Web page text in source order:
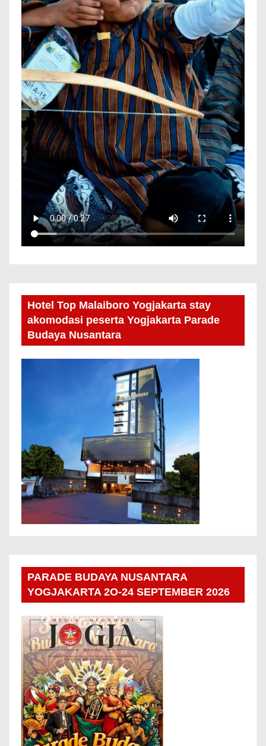
Hotel Top Malaiboro Yogjakarta stay
akomodasi peserta Yogjakarta Parade
Budaya Nusantara
PARADE BUDAYA NUSANTARA
YOGJAKARTA 2O-24 SEPTEMBER 2026